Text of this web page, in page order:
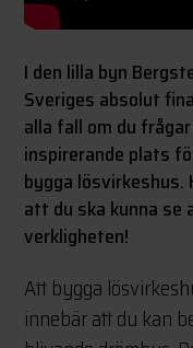
I den lilla byn
Sveriges absolut
alla fall om du
inspirerande plats
bygga
att du ska kunna se
verkligheten!
Att bygga
innebär att du kan